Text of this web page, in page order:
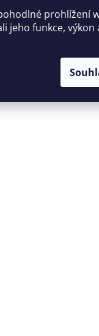
prohlížení
jeho funkce, výkon